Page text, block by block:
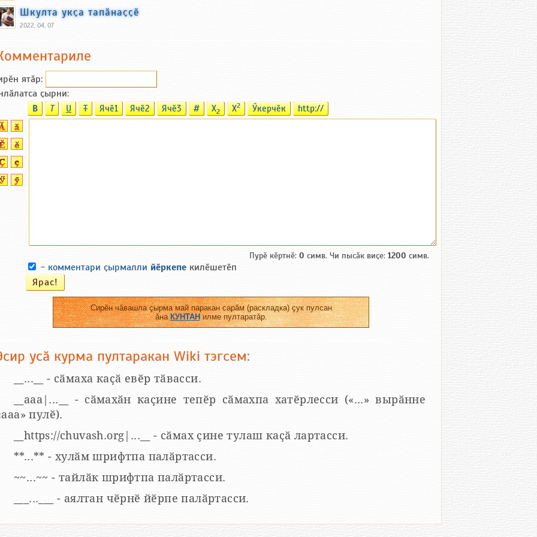
Шкулта укҫа тапӑнаҫҫӗ
2022, 04, 07
ятӑp:
ҫырни:
B T U T Ячӗ1 Ячӗ2 Ячӗ3 # X2 X2 Ӳкерчӗк http://
Пурӗ кӗртнӗ: 0 симв. Чи пысӑк виҫе: 1200 симв.
- комментари ҫырмалли йӗркепе килӗшетӗп
Сирӗн чӑвашла ҫырма май паракан сарӑм (раскладка) ҫук пулсан
ӑнаКУНТАНилме пултаратӑр.
усӑ курма пултаракан Wiki тэгсем:
__...__ - сӑмаха каҫӑ евӗр тӑвасси.
__aaa|...__ - сӑмахӑн каҫине тепӗр сӑмахпа хатӗрлесси («...» вырӑнне
пулӗ).
__https://chuvash.org|...__ - сӑмах ҫине тулаш каҫӑ лартасси.
**...** - хулӑм шрифтпа палӑртасси.
~~...~~ - тайлӑк шрифтпа палӑртасси.
___...___ - аялтан чӗрнӗ йӗрпе палӑртасси.